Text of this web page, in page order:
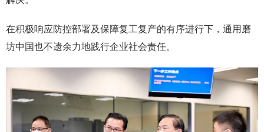
在积极响应防控部署及保障复工复产的有序进行下，通用磨
坊中国也不遗余力地践行企业社会责任。